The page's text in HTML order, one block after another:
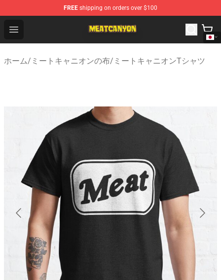
FREE shipping on orders over $100
Open menu
MeatCanyon Shop - Official MeatCanyon Merchandise
ホーム/ ミートキャニオンの布/ ミートキャニオンTシャツ